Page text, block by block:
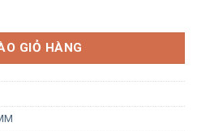
L2/B màu đen số lượng
GIỎ HÀNG